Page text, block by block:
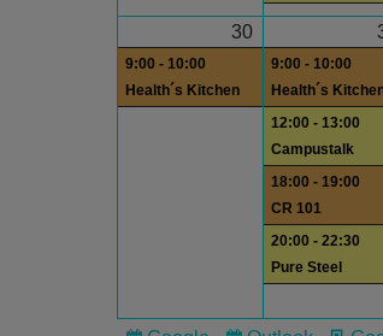
30
9:00 - 10:00
Health´s Kitchen
9:00 - 10:00
Health´s
12:00 - 13:00
Campustalk
18:00 - 19:00
CR 101
20:00 - 22:30
Pure Steel